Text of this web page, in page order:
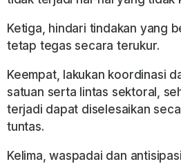
Ketiga, hindari tindakan yang
tetap tegas secara terukur.
Keempat, lakukan koordinasi
satuan serta lintas sektoral,
terjadi dapat diselesaikan
tuntas.
Kelima, waspadai dan